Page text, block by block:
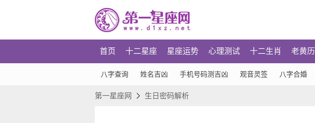
首页 十二星座 星座运势 心理测试 十二生肖 老黄历
八字查询 姓名吉凶 手机号码测吉凶 观音灵签 八字合婚
第一星座网 生日密码解析